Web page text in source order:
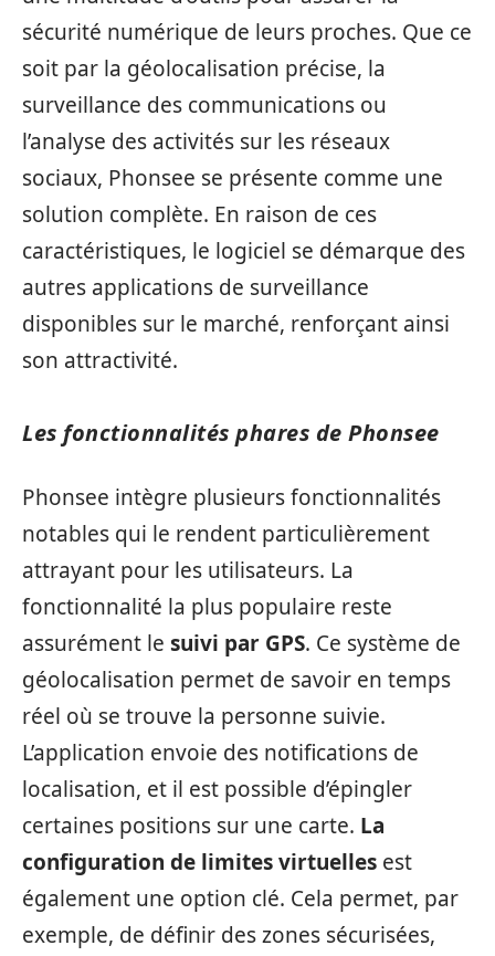
sécurité numérique de leurs proches. Que ce
soit par la géolocalisation précise, la
surveillance des communications ou
l’analyse des activités sur les réseaux
sociaux, Phonsee se présente comme une
solution complète. En raison de ces
caractéristiques, le logiciel se démarque des
autres applications de surveillance
disponibles sur le marché, renforçant ainsi
son attractivité.
Les fonctionnalités phares de Phonsee
Phonsee intègre plusieurs fonctionnalités
notables qui le rendent particulièrement
attrayant pour les utilisateurs. La
fonctionnalité la plus populaire reste
assurément le suivi par GPS. Ce système de
géolocalisation permet de savoir en temps
réel où se trouve la personne suivie.
L’application envoie des notifications de
localisation, et il est possible d’épingler
certaines positions sur une carte. La
configuration de limites virtuelles est
également une option clé. Cela permet, par
exemple, de définir des zones sécurisées,